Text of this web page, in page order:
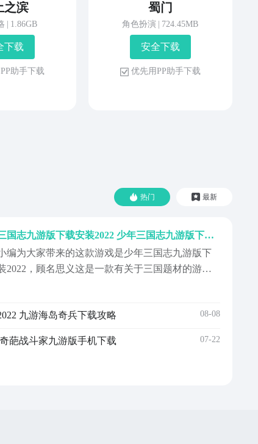
之滨
1.86GB
下 载
P 助 手 下 载
蜀门
角色扮演 724.45MB
安 全 下 载
优 先 用 P P 助 手 下 载
热门 最新
少年三国志九游版下载安装2022 少年三国志九游版下载安装最新版本本
编为大家带来的这款游戏是少年三国志九游版下
2022，顾名思义这是一款有关于三国题材的游戏
针对钟爱三国时期的小伙伴可以说是惊喜交加，
何下载安装了呢，感兴趣的小伙伴跟着一起来看
九游海岛奇兵下载攻略 08-08
葩战斗家九游版手机下载 07-22